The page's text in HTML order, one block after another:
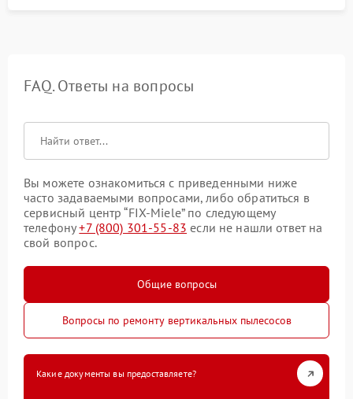
FAQ. Ответы на вопросы
Вы можете ознакомиться с приведенными ниже
часто задаваемыми вопросами, либо обратиться в
сервисный центр “FIX-Miele” по следующему
телефону+7 (800) 301-55-83 если не нашли ответ на
свой вопрос.
Общие вопросы
Вопросы по ремонту вертикальных пылесосов
Какие документы вы предоставляете?